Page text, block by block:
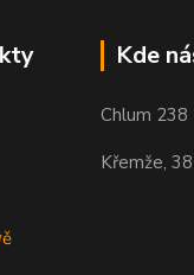
Kde
Chlum 238
Křemže,